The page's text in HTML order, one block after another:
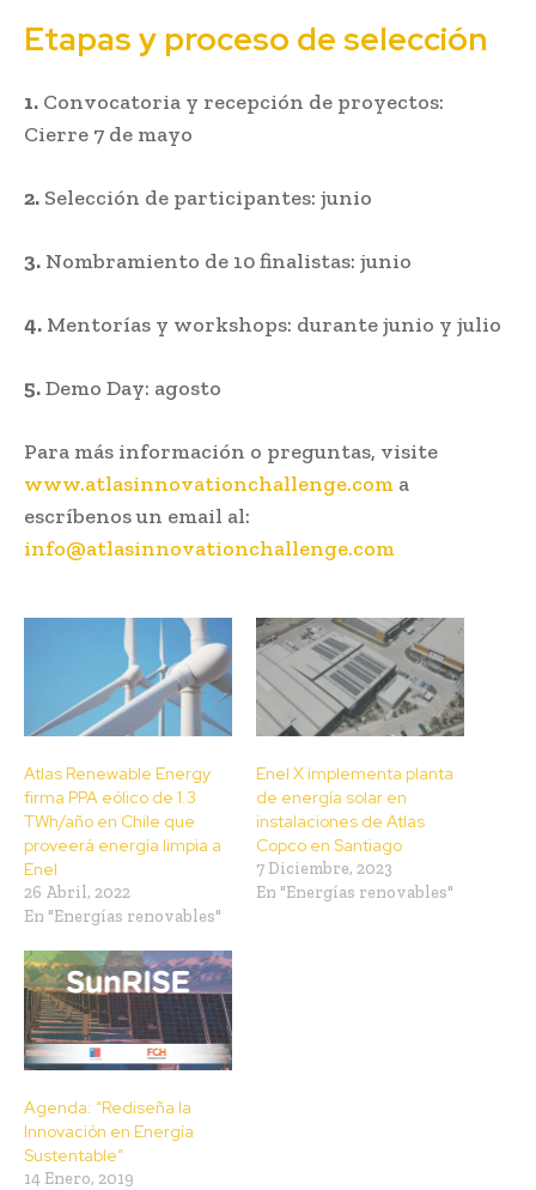
Etapas y proceso de selección
1. Convocatoria y recepción de proyectos:
Cierre 7 de mayo
2. Selección de participantes: junio
3.Nombramiento de 10 finalistas: junio
4. Mentorías y workshops: durante junio y julio
5.Demo Day: agosto
Para más información o preguntas, visite
www.atlasinnovationchallenge.com a
escríbenos un email al:
info@atlasinnovationchallenge.com
Atlas Renewable Energy
firma PPA eólico de 1.3
TWh/año en Chile que
proveerá energía limpia a
Enel
26 Abril, 2022
En "Energías renovables"
Enel X implementa planta
de energía solar en
instalaciones de Atlas
Copco en Santiago
7 Diciembre, 2023
En "Energías renovables"
Agenda: “Rediseña la
Innovación en Energía
Sustentable”
14 Enero, 2019